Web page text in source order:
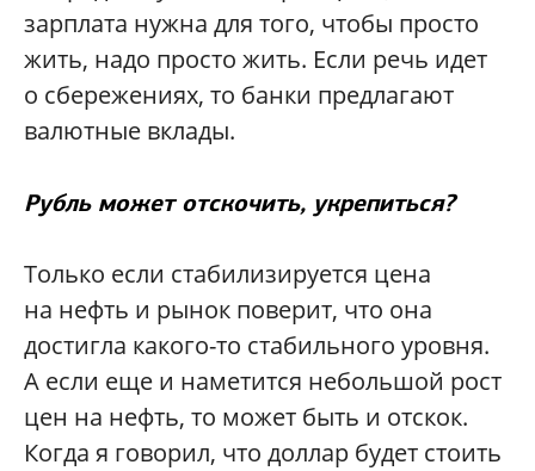
зарплата нужна для того, чтобы просто
жить, надо просто жить. Если речь идет
о сбережениях, то банки предлагают
валютные вклады.
Рубль может отскочить, укрепиться?
Только если стабилизируется цена
на нефть и рынок поверит, что она
достигла какого-то стабильного уровня.
А если еще и наметится небольшой рост
цен на нефть, то может быть и отскок.
Когда я говорил, что доллар будет стоить